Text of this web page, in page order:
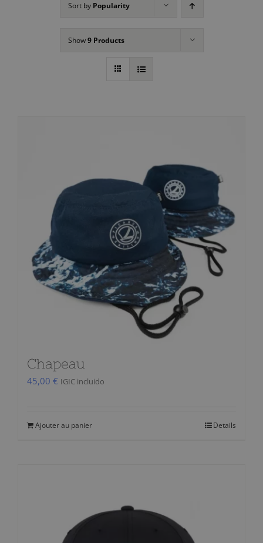
Sort by Popularity
Show9 Products
Chapeau
45,00 € IGIC incluido
Ajouter au panier Details